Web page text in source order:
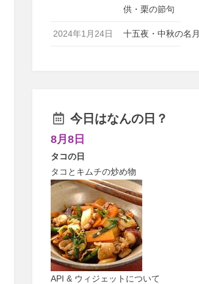
供・栗の節句
2024年1月24日 十五夜・中秋の名月
今日はなんの日？
8月8日
タコの日
タコとキムチの炒め物
API & ウィジェットについて